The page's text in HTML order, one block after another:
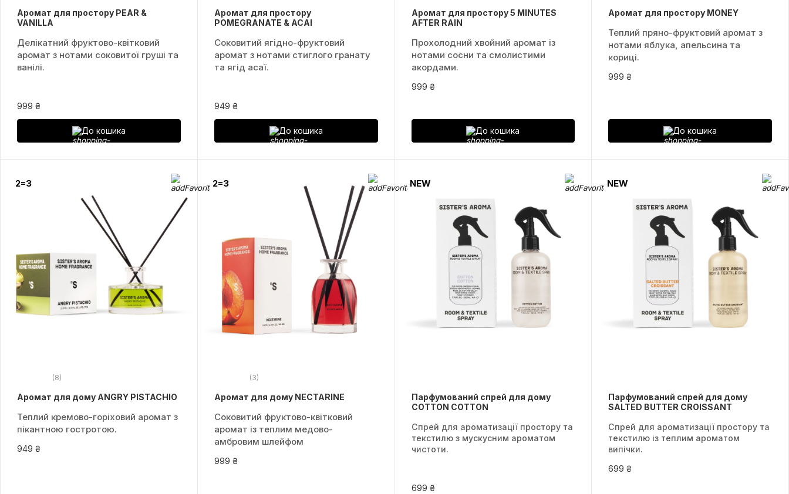
Аромат для простору PEAR &
VANILLA
Делікатний фруктово-квітковий
аромат з нотами соковитої груші та
ванілі.
999 ₴
До кошика
Аромат для простору
POMEGRANATE & ACAI
Соковитий ягідно-фруктовий
аромат з нотами стиглого гранату
та ягід асаї.
949 ₴
До кошика
Аромат для простору 5 MINUTES
AFTER RAIN
Прохолодний хвойний аромат із
нотами сосни та смолистими
акордами.
999 ₴
До кошика
Аромат для простору MONEY
Теплий пряно-фруктовий аромат з
нотами яблука, апельсина та
кориці.
999 ₴
До кошика
2=3
(8)
Аромат для дому ANGRY PISTACHIO
Теплий кремово-горіховий аромат з
пікантною гостротою.
949 ₴
2=3
(3)
Аромат для дому NECTARINE
Соковитий фруктово-квітковий
аромат із теплим медово-
амбровим шлейфом
999 ₴
NEW
Парфумований спрей для дому
COTTON COTTON
Спрей для ароматизації простору та
текстилю з мускусним ароматом
чистоти.
699 ₴
NEW
Парфумований спрей для дому
SALTED BUTTER CROISSANT
Спрей для ароматизації простору та
текстилю із теплим ароматом
випічки.
699 ₴